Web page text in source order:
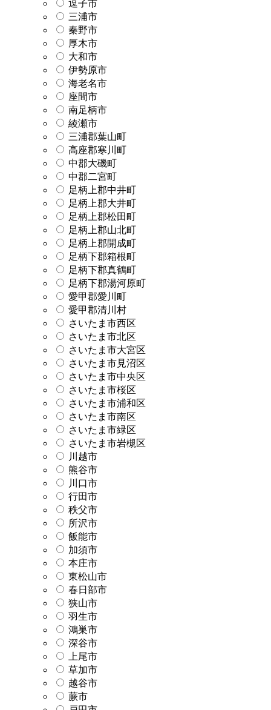
逗子市
三浦市
秦野市
厚木市
大和市
伊勢原市
海老名市
座間市
南足柄市
綾瀬市
三浦郡葉山町
高座郡寒川町
中郡大磯町
中郡二宮町
足柄上郡中井町
足柄上郡大井町
足柄上郡松田町
足柄上郡山北町
足柄上郡開成町
足柄下郡箱根町
足柄下郡真鶴町
足柄下郡湯河原町
愛甲郡愛川町
愛甲郡清川村
さいたま市西区
さいたま市北区
さいたま市大宮区
さいたま市見沼区
さいたま市中央区
さいたま市桜区
さいたま市浦和区
さいたま市南区
さいたま市緑区
さいたま市岩槻区
川越市
熊谷市
川口市
行田市
秩父市
所沢市
飯能市
加須市
本庄市
東松山市
春日部市
狭山市
羽生市
鴻巣市
深谷市
上尾市
草加市
越谷市
蕨市